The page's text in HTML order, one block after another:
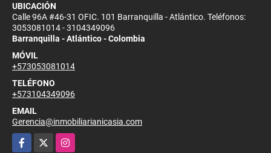
UBICACIÓN
Calle 96A #46-31 OFIC. 101 Barranquilla - Atlántico. Teléfonos:
3053081014 - 3104349096
Barranquilla - Atlántico - Colombia
MÓVIL
+573053081014
TELÉFONO
+573104349096
EMAIL
Gerencia@inmobiliarianicasia.com
Facebook
Instagram